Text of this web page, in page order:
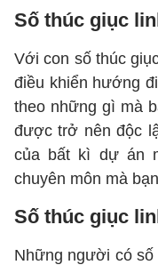
Số thúc giục
Với con số thúc
điều khiển hướng
theo những gì mà
được trở nên độc
của bất kì dự án
chuyên môn mà
Số thúc giục
Những người có số